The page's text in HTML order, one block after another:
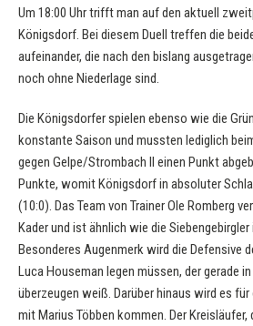
Um 18:00 Uhr trifft man auf den aktuell
Königsdorf. Bei diesem Duell treffen die
aufeinander, die nach den bislang
noch ohne Niederlage sind.
Die Königsdorfer spielen ebenso wie die
konstante Saison und mussten lediglich
gegen Gelpe/Strombach II einen Punkt
Punkte, womit Königsdorf in absoluter
(10:0). Das Team von Trainer Ole Romberg
Kader und ist ähnlich wie die
Besonderes Augenmerk wird die Defensive
Luca Houseman legen müssen, der gerade
überzeugen weiß. Darüber hinaus wird es für
mit Marius Többen kommen. Der